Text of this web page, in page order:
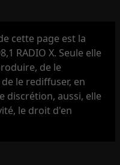
cette page est la
RADIO X. Seule elle
de le
le rediffuser, en
discrétion, aussi, elle
le droit d'en